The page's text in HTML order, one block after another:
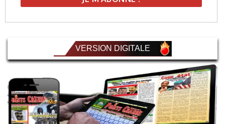
VERSION DIGITALE